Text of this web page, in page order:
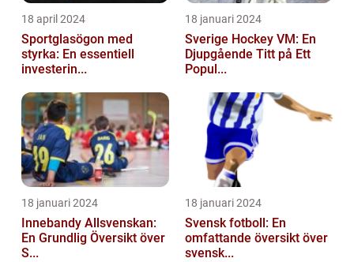
18 april 2024
Sportglasögon med
styrka: En essentiell
investerin...
18 januari 2024
Sverige Hockey VM: En
Djupgående Titt på Ett
Popul...
18 januari 2024
Innebandy Allsvenskan:
En Grundlig Översikt över
S...
18 januari 2024
Svensk fotboll: En
omfattande översikt över
svensk...